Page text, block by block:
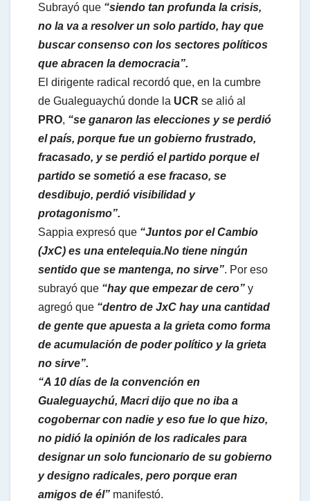
Subrayó que “siendo tan profunda la crisis,
no la va a resolver un solo partido, hay que
buscar consenso con los sectores políticos
que abracen la democracia”.
El dirigente radical recordó que, en la cumbre
de Gualeguaychú donde la UCR se alió al
PRO, “se ganaron las elecciones y se perdió
el país, porque fue un gobierno frustrado,
fracasado, y se perdió el partido porque el
partido se sometió a ese fracaso, se
desdibujo, perdió visibilidad y
protagonismo”.
Sappia expresó que “Juntos por el Cambio
(JxC) es una entelequia.No tiene ningún
sentido que se mantenga, no sirve”. Por eso
subrayó que “hay que empezar de cero” y
agregó que “dentro de JxC hay una cantidad
de gente que apuesta a la grieta como forma
de acumulación de poder político y la grieta
no sirve”.
“A 10 días de la convención en
Gualeguaychú, Macri dijo que no iba a
cogobernar con nadie y eso fue lo que hizo,
no pidió la opinión de los radicales para
designar un solo funcionario de su gobierno
y designo radicales, pero porque eran
amigos de él” manifestó.